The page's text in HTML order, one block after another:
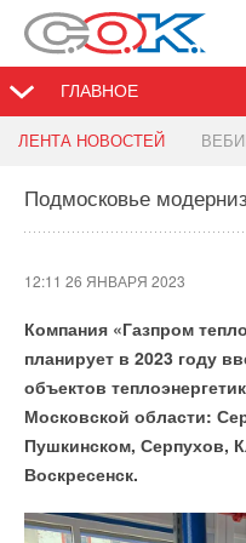
ГЛАВНОЕ
ЛЕНТА НОВОСТЕЙ
Подмосковье
12:11 26 ЯНВАРЯ 2023
Компания «Газпром
планирует в 2023 году
объектов
Московской области:
Пушкинском, Серпухов,
Воскресенск.
Промышленный
12:15 25 ЯНВАРЯ 2023
Промышленный
Аккумуляторы
12:09 25 ЯНВАРЯ 2023
Международная группа
Компания BWT
12:07 25 ЯНВАРЯ 2023